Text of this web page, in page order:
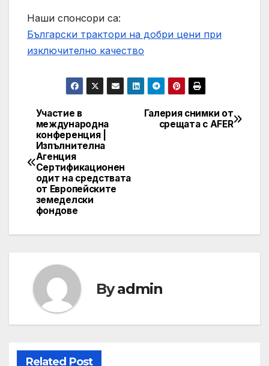
Наши спонсори са:
Български трактори на добри цени при
изключително качество
Post
navigation
Галерия снимки от
срещата с AFER
Участие в
международна
конференция |
Изпълнителна
Агенция
Сертификационен
одит на средствата
от Европейските
земеделски
фондове
Byadmin
Related Post